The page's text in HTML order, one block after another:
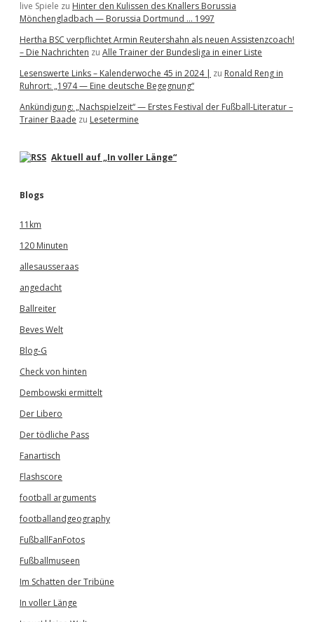
live Spiele zu Hinter den Kulissen des Knallers Borussia
Mönchengladbach — Borussia Dortmund … 1997
Hertha BSC verpflichtet Armin Reutershahn als neuen Assistenzcoach!
– Die Nachrichten zu Alle Trainer der Bundesliga in einer Liste
Lesenswerte Links – Kalenderwoche 45 in 2024 | zu Ronald Reng in
Ruhrort: „1974 — Eine deutsche Begegnung“
Ankündigung: „Nachspielzeit“ — Erstes Festival der Fußball-Literatur –
Trainer Baade zu Lesetermine
Aktuell auf „In voller Länge“
Blogs
11km
120 Minuten
allesausseraas
angedacht
Ballreiter
Beves Welt
Blog-G
Check von hinten
Dembowski ermittelt
Der Libero
Der tödliche Pass
Fanartisch
Flashscore
football arguments
footballandgeography
FußballFanFotos
Fußballmuseen
Im Schatten der Tribüne
In voller Länge